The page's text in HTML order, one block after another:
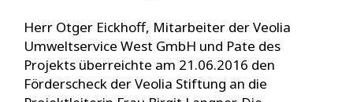
Herr Otger Eickhoff, Mitarbeiter der Veolia
Umweltservice West GmbH und Pate des
Projekts überreichte am 21.06.2016 den
Förderscheck der Veolia Stiftung an die